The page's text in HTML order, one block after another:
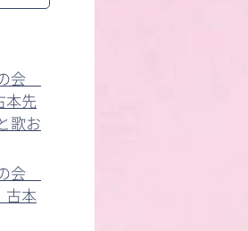
会
本先
歌お
会
本